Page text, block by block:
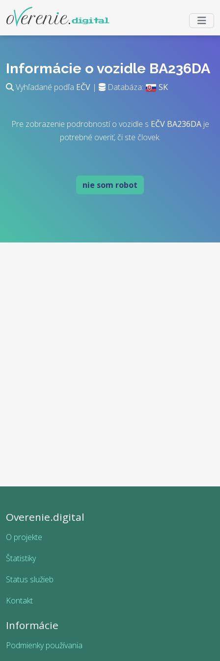
Informácie o vozidle BA236DA
Vyhľadané podľa EČV | Databáza: SK
Pre zobrazenie podrobností o vozidle s EČV BA236DAje
potrebné overiť, či ste človek.
nie som robot
Overenie.digital
O projekte
Štatistiky
Status služieb
Kontakt
Informácie
Podmienky používania